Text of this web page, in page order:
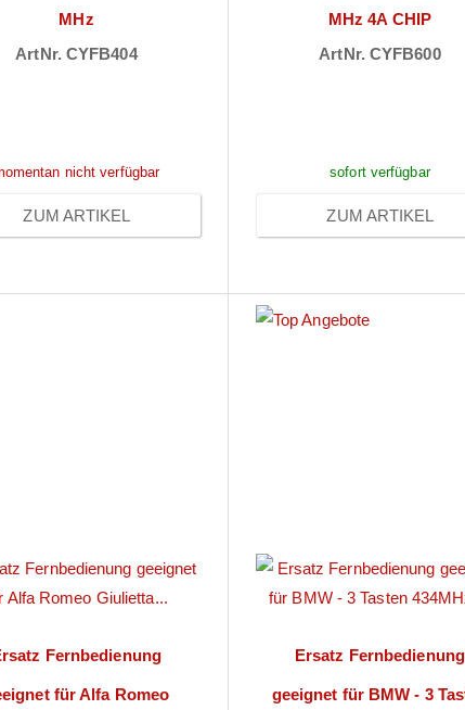
MHz
ArtNr. CYFB404
nicht verfügbar
ZUM ARTIKEL
MHz 4A CHIP
ArtNr. CYFB600
sofort verfügbar
ZUM ARTIKEL
Fernbedienung
für Alfa Romeo
Ersatz Fernbedienung
geeignet für BMW - 3